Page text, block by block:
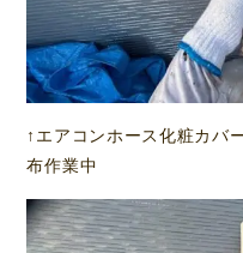
↑エアコンホース化粧カバ
布作業中